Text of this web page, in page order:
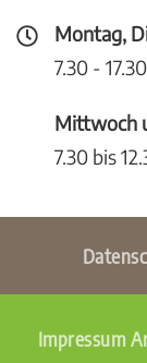
Montag,
7.30 -
Mittwoch
7.30 bis
Impressum